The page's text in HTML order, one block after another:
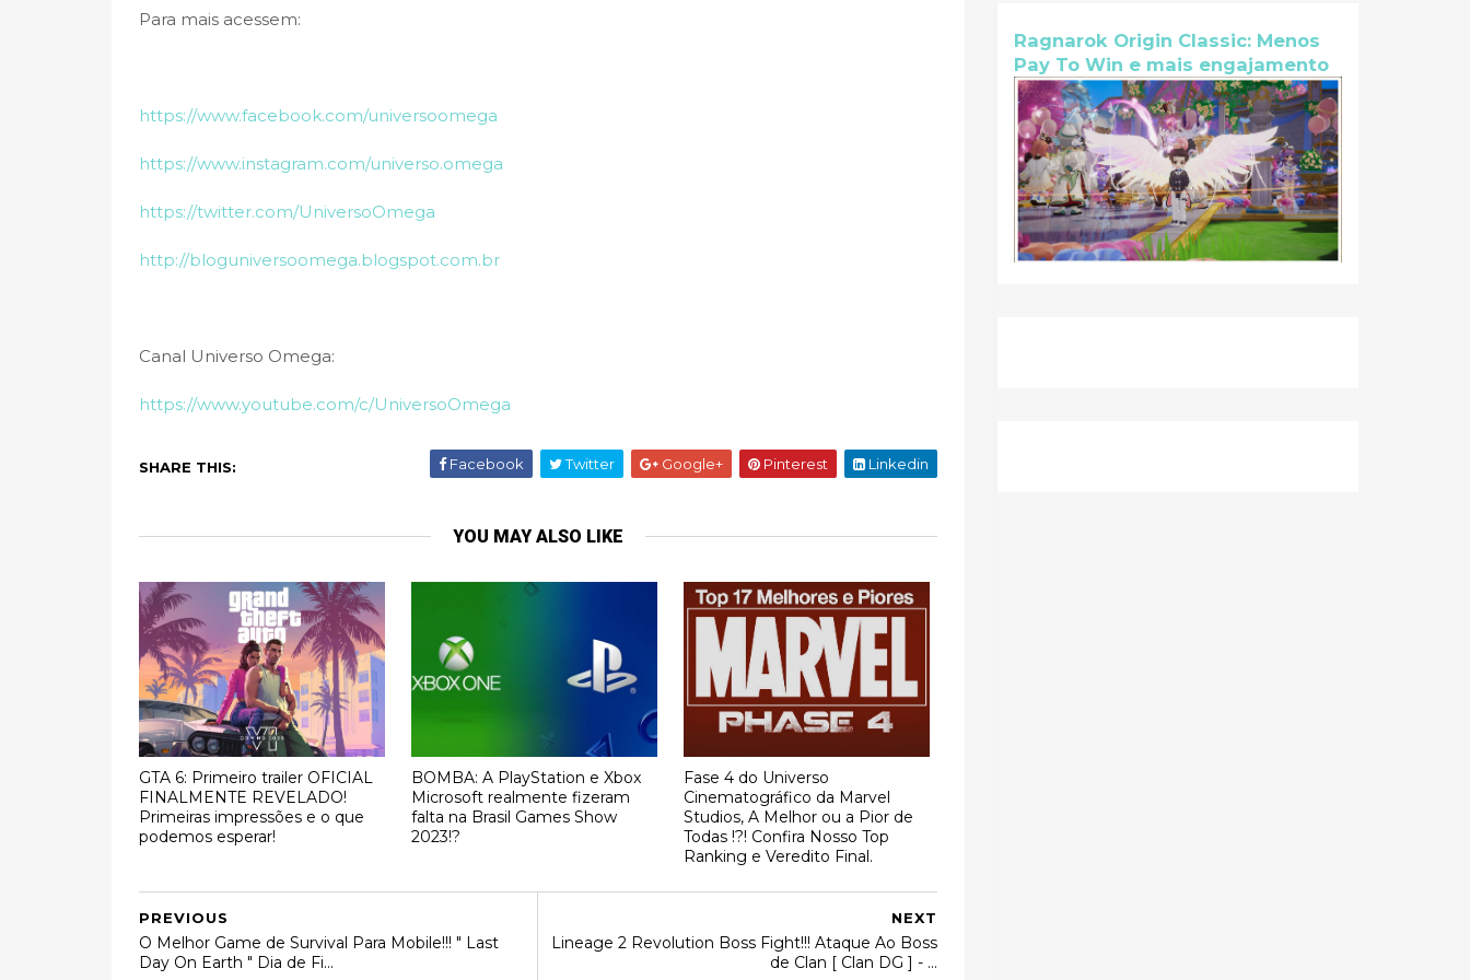
Para mais acessem:
https://www.facebook.com/universoomega
https://www.instagram.com/universo.omega
https://twitter.com/UniversoOmega
http://bloguniversoomega.blogspot.com.br
Canal Universo Omega:
https://www.youtube.com/c/UniversoOmega
SHARE THIS: Facebook Twitter Google+ Pinterest Linkedin
YOU MAY ALSO LIKE
GTA 6: Primeiro trailer OFICIAL
FINALMENTE REVELADO!
Primeiras impressões e o que
podemos esperar!
BOMBA: A PlayStation e Xbox
Microsoft realmente fizeram
falta na Brasil Games Show
2023!?
Fase 4 do Universo
Cinematográfico da Marvel
Studios, A Melhor ou a Pior de
Todas !?! Confira Nosso Top
Ranking e Veredito Final.
NEXT
Lineage 2 Revolution Boss Fight!!! Ataque Ao Boss
de Clan [ Clan DG ] - ...
PREVIOUS
O Melhor Game de Survival Para Mobile!!! " Last
Day On Earth " Dia de Fi...
Ragnarok Origin Classic: Menos
Pay To Win e mais engajamento